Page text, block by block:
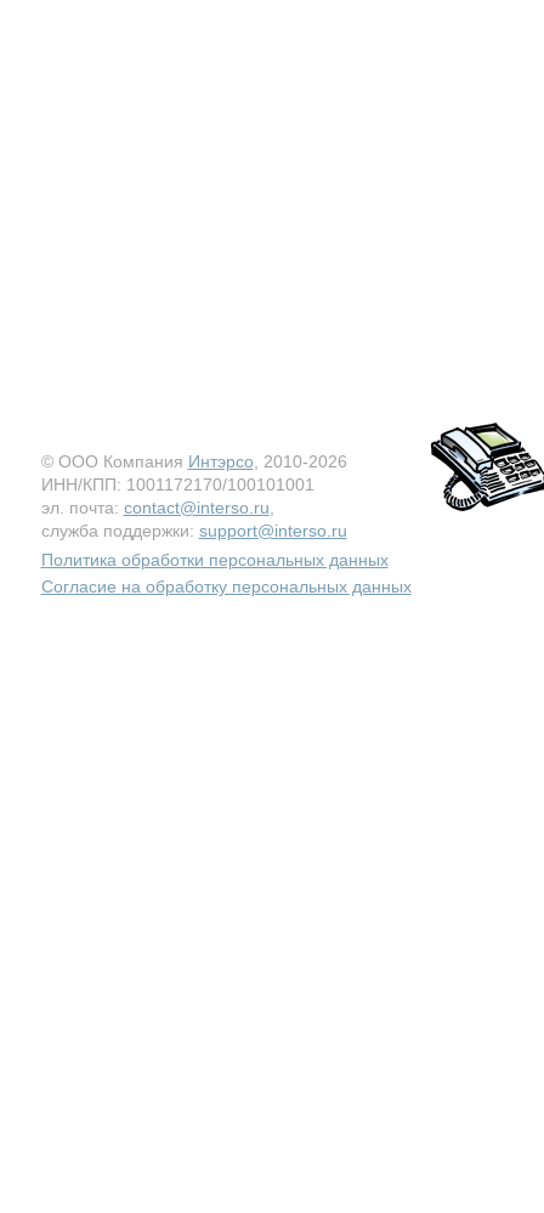
© ООО Компания Интэрсо , 2010-2026
ИНН/КПП: 1001172170/100101001
эл. почта: contact@interso.ru
служба поддержки: support@interso.ru
Политика обработки персональных данных
Согласие на обработку персональных данных